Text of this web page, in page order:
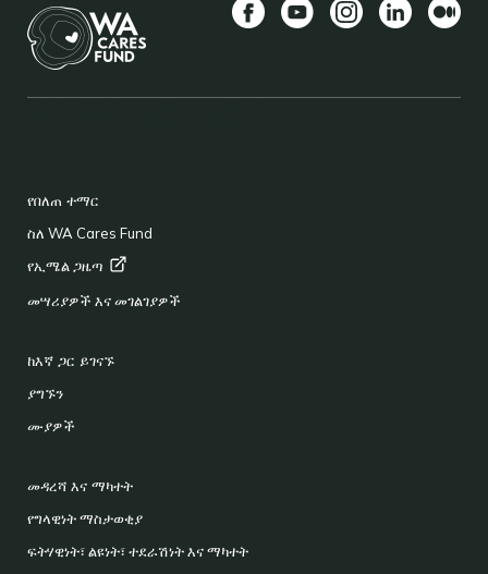
የበለጠ ተማር
ስለ WA Cares Fund
የኢሜል ጋዜጣ
መሣሪያዎች እና መገልገያዎች
ከእኛ ጋር ይገናኙ
ያግኙን
ሙያዎች
መዳረሻ እና ማካተት
የግላዊነት ማስታወቂያ
ፍትሃዊነት፣ ልዩነት፣ ተደራሽነት እና ማካተት